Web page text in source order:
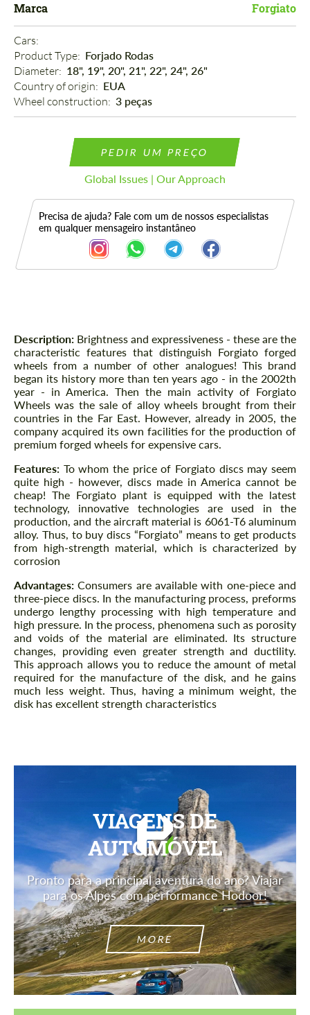
Marca Forgiato
Cars:
Product Type: Forjado Rodas
Diameter: 18", 19", 20", 21", 22", 24", 26"
Country of origin: EUA
Wheel construction: 3 peças
PEDIR UM PREÇO
Global Issues | Our Approach
Precisa de ajuda? Fale com um de nossos especialistas
em qualquer mensageiro instantâneo
Descrição
Description: Brightness and expressiveness - these are the
characteristic features that distinguish Forgiato forged
wheels from a number of other analogues! This brand
began its history more than ten years ago - in the 2002th
year - in America. Then the main activity of Forgiato
Wheels was the sale of alloy wheels brought from their
countries in the Far East. However, already in 2005, the
company acquired its own facilities for the production of
premium forged wheels for expensive cars.
Features: To whom the price of Forgiato discs may seem
quite high - however, discs made in America cannot be
cheap! The Forgiato plant is equipped with the latest
technology, innovative technologies are used in the
production, and the aircraft material is 6061-T6 aluminum
alloy. Thus, to buy discs “Forgiato” means to get products
from high-strength material, which is characterized by
corrosion
Advantages:Consumers are available with one-piece and
three-piece discs. In the manufacturing process, preforms
undergo lengthy processing with high temperature and
high pressure. In the process, phenomena such as porosity
and voids of the material are eliminated. Its structure
changes, providing even greater strength and ductility.
This approach allows you to reduce the amount of metal
required for the manufacture of the disk, and he gains
much less weight. Thus, having a minimum weight, the
disk has excellent strength characteristics
VIAGENS DE
AUTOMÓVEL
Pronto para a principal aventura do ano? Viajar
para os Alpes com performance Hodoor!
MORE